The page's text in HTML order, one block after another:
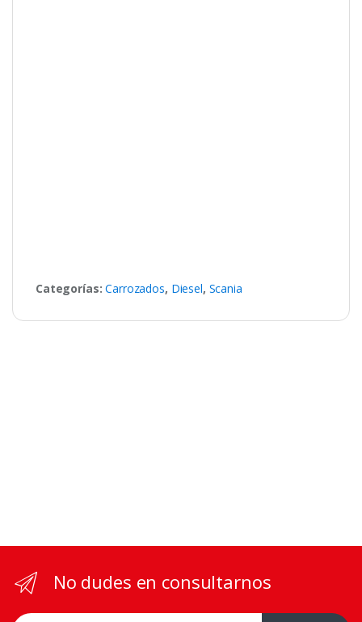
Categorías:Carrozados, Diesel, Scania
No dudes en consultarnos